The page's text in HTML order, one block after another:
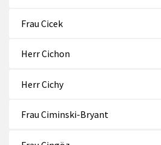
Frau Cicek
Herr Cichon
Herr Cichy
Frau Ciminski-Bryant